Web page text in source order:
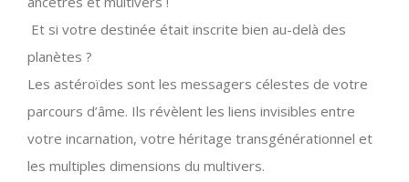
Et si votre destinée était inscrite bien au-delà des
planètes ?
Les astéroïdes sont les messagers célestes de votre
parcours d’âme. Ils révèlent les liens invisibles entre
votre incarnation, votre héritage transgénérationnel et
les multiples dimensions du multivers.